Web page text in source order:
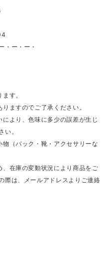
・ー・ー・
す。
ますのでご了承ください。
より、色味に多少の誤差が生じ
い。
（バック・靴・アクセサリーな
在庫の変動状況により商品をご
際は、メールアドレスよりご連絡